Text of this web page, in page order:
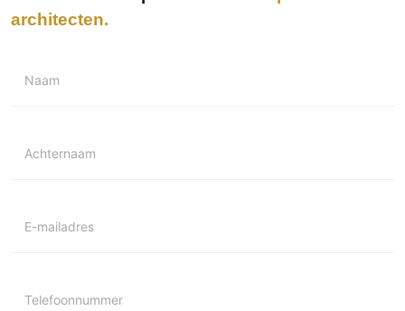
Audio/Video
Domotica
Wifi
Aannemers Interieur
Wellness
architecten
Naam
Achternaam
E-mailadres
Telefoonnummer